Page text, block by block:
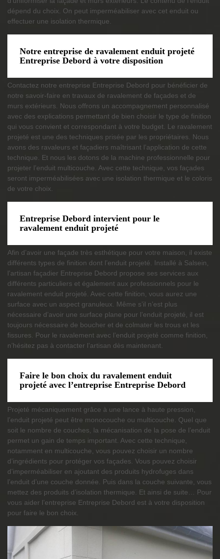
dépend du choix. On peut imperméabiliser avec cet enduit ou
effectuer une isolation thermique.
Notre entreprise de ravalement enduit projeté
Entreprise Debord à votre disposition
Contactez notre entreprise Entreprise Debord pour bénéficier de
notre savoir-faire en travaux de ravalement de façades et de
murs extérieurs. Nous offrons un accompagnement personnalisé
avec des explications permettant de bien choisir le type de finition
qui vous convient et correspondant à votre budget. Le ravalement
projeté est une des techniques prisée par les propriétaires. Nous
avons des ravaleurs et façadiers maîtrisant l’application de cette
technique. Et nous les dotons de la machine professionnelle pour
projeter l’enduit multicouche. Avec cette technique, vos façades
seront imperméabilisées avec une isolation thermique et le coloris
de votre choix.
Entreprise Debord intervient pour le
ravalement enduit projeté
Afin d’avoir une façade très esthétique pour votre maison, il existe
différents types de finition dont l’enduit projeté. Installé à Salsein,
l’artisan façadier Entreprise Debord propose ses services aux
différents particuliers et également aux professionnels pour le
ravalement enduit projeté. Avec cette finition, vous aurez une
surface avec un aspect granuleux. Même s’il n’est plus
nécessaire d’avoir une surface plane pour l’enduit projeté, il est
toujours nécessaire de boucher et de colmater les trous et les
fissures. Pour le ravalement avec l’enduit projeté comme finition,
n’hésitez pas à contacter l’artisan dès maintenant.
Faire le bon choix du ravalement enduit
projeté avec l’entreprise Entreprise Debord
Projeté mécaniquement grâce à une lance à haute pression,
l’enduit projeté peut être monocouche ou multicouche. Quel que
soit le nombre de couches, la mécanisation de la pose de l’enduit
permet un gain de temps important. Avec cette technique,
notamment en multicouche, vous pouvez choisir un nombre
d’ingrédients pour protéger vos façades. Vous pouvez choisir
d’imperméabiliser en ajoutant des produits hydrofuges dans
l’enduit d’une couche donnée. Puis dans la couche suivante, vous
mettez des produits d’isolation thermique. Et ainsi de suite… Pour
vous aider l’entreprise Entreprise Debord est à votre disposition
pour faire le bon choix.